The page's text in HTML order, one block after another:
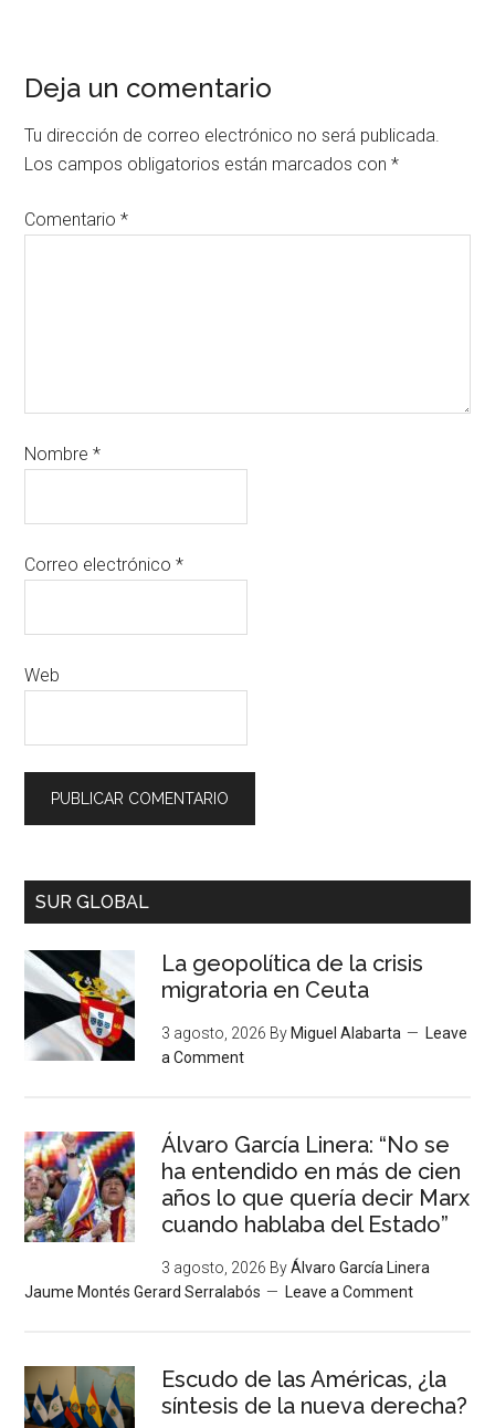
Deja un comentario
Tu dirección de correo electrónico no será publicada.
Los campos obligatorios están marcados con*
Comentario*
Nombre*
Correo electrónico*
Web
SUR GLOBAL
La geopolítica de la crisis
migratoria en Ceuta
3 agosto, 2026 By Miguel Alabarta
Leave
a Comment
Álvaro García Linera: “No se
ha entendido en más de cien
años lo que quería decir Marx
cuando hablaba del Estado”
3 agosto, 2026 ByÁlvaro García Linera
Jaume Montés Gerard Serralabós
Leave a Comment
Escudo de las Américas, ¿la
síntesis de la nueva derecha?